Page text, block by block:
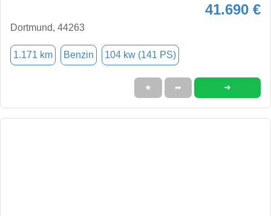
41.690 €
Dortmund, 44263
1.171 km Benzin 104 kw (141 PS)
★ ➦ ➜